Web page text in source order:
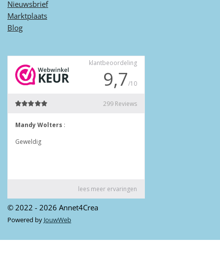
Nieuwsbrief
Marktplaats
Blog
© 2022 - 2026 Annet4Crea
Powered by JouwWeb